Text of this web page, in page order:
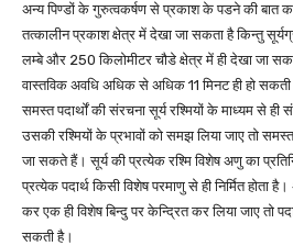
अन्य पिण्डों के गुरुत्वकर्षण से प्रकाश के पडने की बात
तत्कालीन प्रकाश क्षेत्र में देखा जा सकता है किन्तु
लम्बे और 250 किलोमीटर चौडे क्षेत्र में ही देखा जा
वास्तविक अवधि अधिक से अधिक 11 मिनट ही हो
समस्त पदार्थों की संरचना सूर्य रश्मियों के माध्यम से
उसकी रश्मियों के प्रभावों को समझ लिया जाए तो
जा सकते हैं। सूर्य की प्रत्येक रश्मि विशेष अणु का
प्रत्येक पदार्थ किसी विशेष परमाणु से ही निर्मित होता
कर एक ही विशेष बिन्दु पर केन्द्रित कर लिया जाए तो
सकती है।